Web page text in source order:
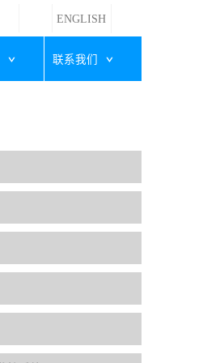
ENGLISH
联系我们